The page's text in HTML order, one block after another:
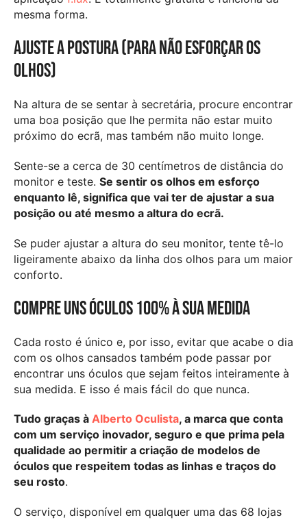
mesma forma.
Ajuste a postura (para não esforçar os
olhos)
Na altura de se sentar à secretária, procure encontrar
uma boa posição que lhe permita não estar muito
próximo do ecrã, mas também não muito longe.
Sente-se a cerca de 30 centímetros de distância do
monitor e teste. Se sentir os olhos em esforço
enquanto lê, significa que vai ter de ajustar a sua
posição ou até mesmo a altura do ecrã.
Se puder ajustar a altura do seu monitor, tente tê-lo
ligeiramente abaixo da linha dos olhos para um maior
conforto.
Compre uns óculos 100% à sua medida
Cada rosto é único e, por isso, evitar que acabe o dia
com os olhos cansados também pode passar por
encontrar uns óculos que sejam feitos inteiramente à
sua medida. E isso é mais fácil do que nunca.
Tudo graças à Alberto Oculista, a marca que conta
com um serviço inovador, seguro e que prima pela
qualidade ao permitir a criação de modelos de
óculos que respeitem todas as linhas e traços do
seu rosto.
O serviço, disponível em qualquer uma das 68 lojas